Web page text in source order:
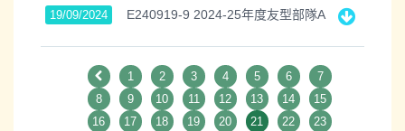
19/09/2024 E240919-9 2024-25年度友型部隊A
1 2 3 4 5 6
7
8
9 10 11 12 13 14
15
16
17 18 19 20 21 22
23